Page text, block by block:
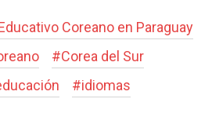
Coreano en Paraguay
#Corea del Sur
#idiomas